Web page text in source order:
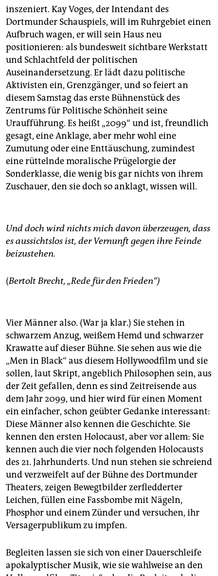
inszeniert. Kay Voges, der Intendant des
Dortmunder Schauspiels, will im Ruhrgebiet einen
Aufbruch wagen, er will sein Haus neu
positionieren: als bundesweit sichtbare Werkstatt
und Schlachtfeld der politischen
Auseinandersetzung. Er lädt dazu politische
Aktivisten ein, Grenzgänger, und so feiert an
diesem Samstag das erste Bühnenstück des
Zentrums für Politische Schönheit seine
Uraufführung. Es heißt „2099“ und ist, freundlich
gesagt, eine Anklage, aber mehr wohl eine
Zumutung oder eine Enttäuschung, zumindest
eine rüttelnde moralische Prügelorgie der
Sonderklasse, die wenig bis gar nichts von ihrem
Zuschauer, den sie doch so anklagt, wissen will.
Und doch wird nichts mich davon überzeugen, dass
es aussichtslos ist, der Vernunft gegen ihre Feinde
beizustehen.
(Bertolt Brecht, „Rede für den Frieden“)
Vier Männer also. (War ja klar.) Sie stehen in
schwarzem Anzug, weißem Hemd und schwarzer
Krawatte auf dieser Bühne. Sie sehen aus wie die
„Men in Black“ aus diesem Hollywoodfilm und sie
sollen, laut Skript, angeblich Philosophen sein, aus
der Zeit gefallen, denn es sind Zeitreisende aus
dem Jahr 2099, und hier wird für einen Moment
ein einfacher, schon geübter Gedanke interessant:
Diese Männer also kennen die Geschichte. Sie
kennen den ersten Holocaust, aber vor allem: Sie
kennen auch die vier noch folgenden Holocausts
des 21. Jahrhunderts. Und nun stehen sie schreiend
und verzweifelt auf der Bühne des Dortmunder
Theaters, zeigen Bewegtbilder zerfledderter
Leichen, füllen eine Fassbombe mit Nägeln,
Phosphor und einem Zünder und versuchen, ihr
Versagerpublikum zu impfen.
Begleiten lassen sie sich von einer Dauerschleife
apokalyptischer Musik, wie sie wahlweise an den